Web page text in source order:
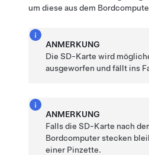
um diese aus dem
ANMERKUNG
Die SD-Karte wird
ausgeworfen und fällt ins
ANMERKUNG
Falls die SD-Karte nach
Bordcomputer stecken
einer Pinzette.